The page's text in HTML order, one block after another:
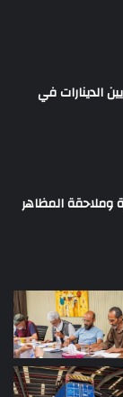
الدينارات في
وملاحقة المظاهر